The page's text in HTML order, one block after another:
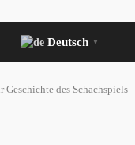
Deutsch ▼
Geschichte des Schachspiels